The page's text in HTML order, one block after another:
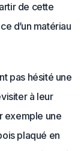
de cette
d’un matériau
pas hésité une
à leur
exemple une
plaqué en